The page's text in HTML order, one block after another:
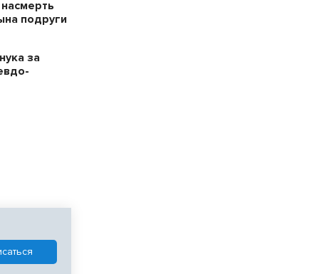
подруги
за